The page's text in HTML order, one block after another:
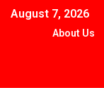
August 7, 2026
About Us